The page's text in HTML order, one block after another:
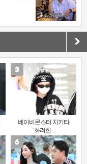
베이비몬스터 치키타
‘화려한 ..